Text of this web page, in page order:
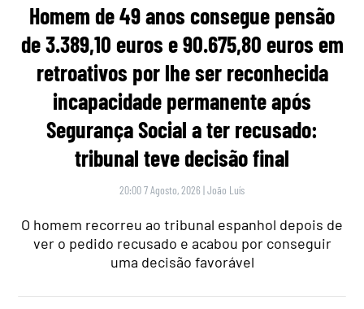
Homem de 49 anos consegue pensão
de 3.389,10 euros e 90.675,80 euros em
retroativos por lhe ser reconhecida
incapacidade permanente após
Segurança Social a ter recusado:
tribunal teve decisão final
20:00 7 Agosto, 2026 |João Luís
O homem recorreu ao tribunal espanhol depois de
ver o pedido recusado e acabou por conseguir
uma decisão favorável